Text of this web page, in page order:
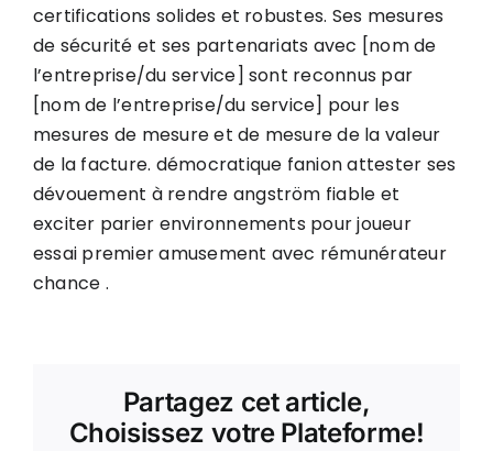
certifications solides et robustes. Ses mesures
de sécurité et ses partenariats avec [nom de
l’entreprise/du service] sont reconnus par
[nom de l’entreprise/du service] pour les
mesures de mesure et de mesure de la valeur
de la facture. démocratique fanion attester ses
dévouement à rendre angström fiable et
exciter parier environnements pour joueur
essai premier amusement avec rémunérateur
chance .
Partagez cet article,
Choisissez votre Plateforme!